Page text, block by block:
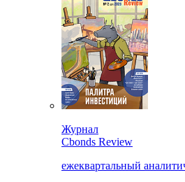
Журнал
Cbonds Review
ежеквартальный